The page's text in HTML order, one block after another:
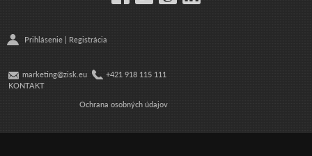
Prihlásenie | Registrácia
marketing@zisk.eu
+421 918 115 111
KONTAKT
Ochrana osobných údajov